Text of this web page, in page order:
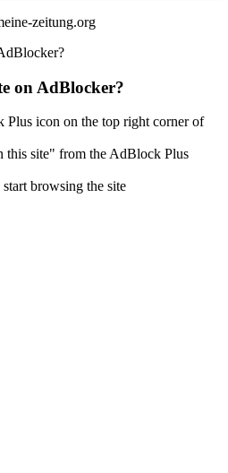
zeitung.org
on AdBlocker?
icon on the top right corner of
this site" from the AdBlock Plus
browsing the site